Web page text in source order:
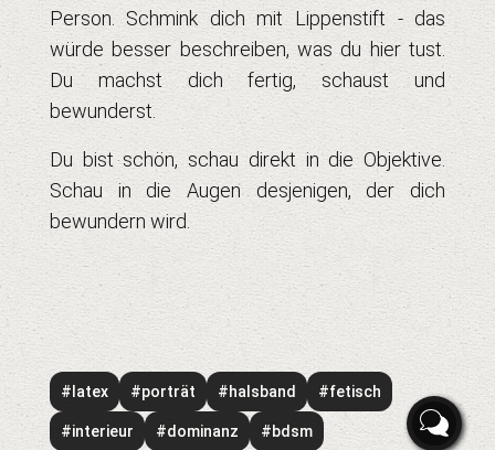
Person. Schmink dich mit Lippenstift - das
würde besser beschreiben, was du hier tust.
Du machst dich fertig, schaust und
bewunderst.
Du bist schön, schau direkt in die Objektive.
Schau in die Augen desjenigen, der dich
bewundern wird.
#latex #porträt #halsband #fetisch
#interieur #dominanz #bdsm